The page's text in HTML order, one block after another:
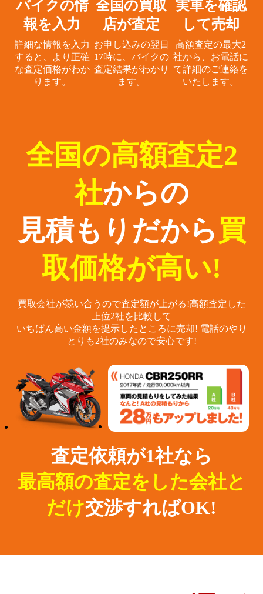
バイクの情
報を入力
詳細な情報を入力
すると、
より正確
な査定価格がわか
ります。
全国の買取
店が査定
お申し込みの翌日
17時に、 バイクの
査定結果がわかり
ます。
実車を確認
して売却
高額査定の最大2
社から、 お電話に
て詳細のご連絡を
いたします。
全国の高額査定2
社からの
見積もりだから 買
取価格が高い!
買取会社が競い合うので査定額が上がる!高額査定した
上位2社を比較して
いちばん高い金額を提示したところに売却! 電話のやり
とりも2社のみなので安心です!
査定依頼が1社なら
最高額の査定をした会社と
だけ交渉すればOK!